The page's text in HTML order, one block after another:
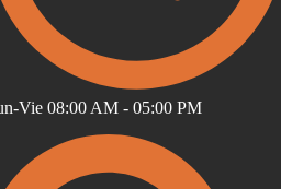
Vie 08:00 AM - 05:00 PM